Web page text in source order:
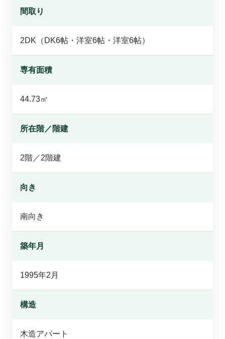
間取り
2DK（DK6帖・洋室6帖・洋室6帖）
専有面積
44.73㎡
所在階／階建
2階／2階建
向き
南向き
築年月
1995年2月
構造
木造アパート